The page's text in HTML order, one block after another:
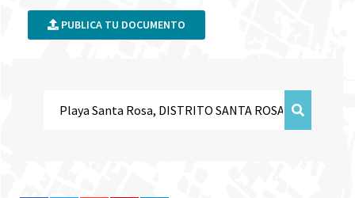
PUBLICA TU DOCUMENTO